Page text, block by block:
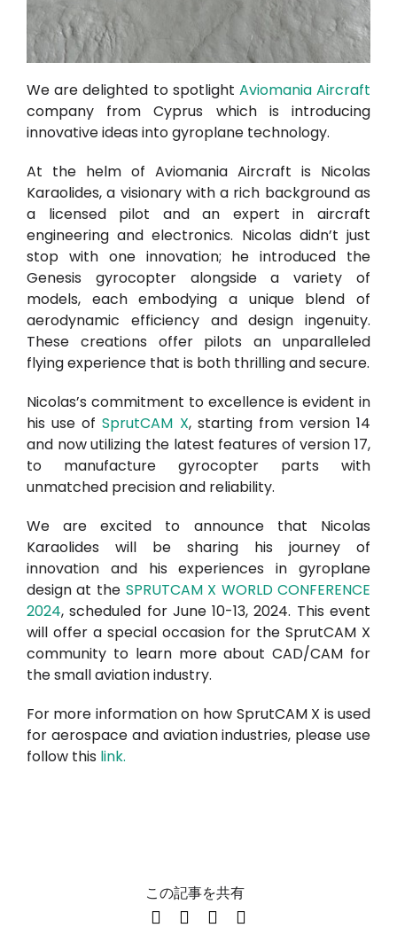
We are delighted to spotlight Aviomania Aircraft
company from Cyprus which is introducing
innovative ideas into gyroplane technology.
At the helm of Aviomania Aircraft is Nicolas
Karaolides, a visionary with a rich background as
a licensed pilot and an expert in aircraft
engineering and electronics. Nicolas didn’t just
stop with one innovation; he introduced the
Genesis gyrocopter alongside a variety of
models, each embodying a unique blend of
aerodynamic efficiency and design ingenuity.
These creations offer pilots an unparalleled
flying experience that is both thrilling and secure.
Nicolas’s commitment to excellence is evident in
his use ofSprutCAM X, starting from version 14
and now utilizing the latest features of version 17,
to manufacture gyrocopter parts with
unmatched precision and reliability.
We are excited to announce that Nicolas
Karaolides will be sharing his journey of
innovation and his experiences in gyroplane
design at theSPRUTCAM X WORLD CONFERENCE
2024, scheduled for June 10-13, 2024. This event
will offer a special occasion for the SprutCAM X
community to learn more about CAD/CAM for
the small aviation industry.
For more information on how SprutCAM X is used
for aerospace and aviation industries, please use
follow this link.
この記事を共有